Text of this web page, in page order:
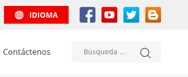
IDIOMA
Contáctenos